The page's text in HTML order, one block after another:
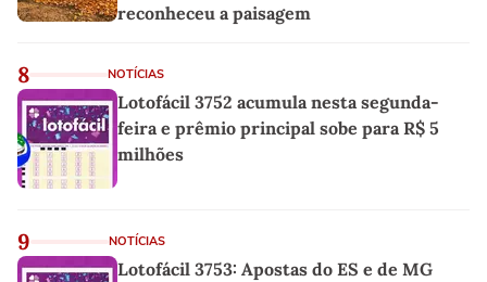
reconheceu a paisagem
8 NOTÍCIAS
Lotofácil 3752 acumula nesta segunda-
feira e prêmio principal sobe para R$ 5
milhões
9 NOTÍCIAS
Lotofácil 3753: Apostas do ES e de MG